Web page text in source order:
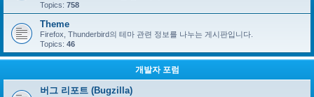
Topics: 758
Theme
Firefox, Thunderbird의 테마 관련 정보를 나누는 게시판입니다.
Topics: 46
개발자 포럼
버그 리포트 (Bugzilla)